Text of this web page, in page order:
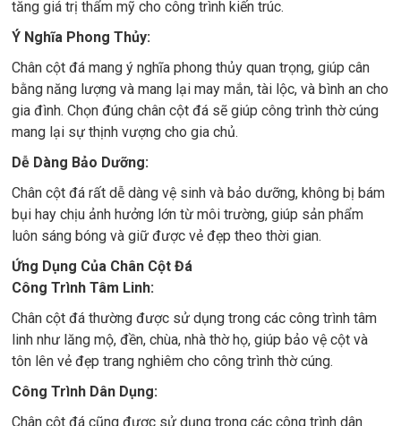
tăng giá trị thẩm mỹ cho công trình kiến trúc.
Ý Nghĩa Phong Thủy:
Chân cột đá mang ý nghĩa phong thủy quan trọng, giúp cân
bằng năng lượng và mang lại may mắn, tài lộc, và bình an cho
gia đình. Chọn đúng chân cột đá sẽ giúp công trình thờ cúng
mang lại sự thịnh vượng cho gia chủ.
Dễ Dàng Bảo Dưỡng:
Chân cột đá rất dễ dàng vệ sinh và bảo dưỡng, không bị bám
bụi hay chịu ảnh hưởng lớn từ môi trường, giúp sản phẩm
luôn sáng bóng và giữ được vẻ đẹp theo thời gian.
Ứng Dụng Của Chân Cột Đá
Công Trình Tâm Linh:
Chân cột đá thường được sử dụng trong các công trình tâm
linh như lăng mộ, đền, chùa, nhà thờ họ, giúp bảo vệ cột và
tôn lên vẻ đẹp trang nghiêm cho công trình thờ cúng.
Công Trình Dân Dụng:
Chân cột đá cũng được sử dụng trong các công trình dân